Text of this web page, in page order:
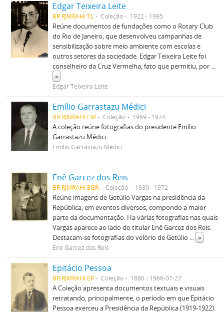
Edgar Teixeira Leite
BR RJMRAHI TL Coleção 1922 - 1995
Reúne documentos de fundações como o Rotary Club
do Rio de Janeiro, que desenvolveu campanhas de
sensibilização sobre meio ambiente com escolas e
outros setores da sociedade. Edgar Teixeira Leite foi
conselheiro da Cruz Vermelha, fato que permitiu, por ...
»
Edgar Teixeira Leite
Emílio Garrastazu Médici
BR RJMRAHI EM Coleção 1969 - 1974
A coleção reúne fotografias do presidente Emílio
Garrastazu Médici.
Emílio Garrastazu Médici
Enê Garcez dos Reis
BR RJMRAHI EGR Coleção 1930 - 1972
Reúne imagens de Getúlio Vargas na presidência da
República, em eventos diversos, compondo a maior
parte da documentação. Ha várias fotografias nas quais
Vargas aparece ao lado do titular Enê Garcez dos Reis.
Destacam-se fotografias do velório de Getúlio ... »
Enê Garcez dos Reis
Epitácio Pessoa
BR RJMRAHI EP Coleção 1886 - 1966-07-27
A Coleção apresenta documentos textuais e visuais
retratando, principalmente, o período em que Epitácio
Pessoa exerceu a Presidência da República (1919-1922).